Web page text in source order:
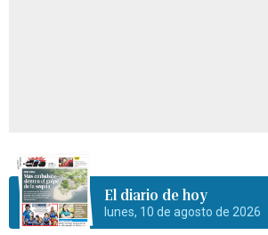
El diario de hoy
lunes, 10 de agosto de 2026